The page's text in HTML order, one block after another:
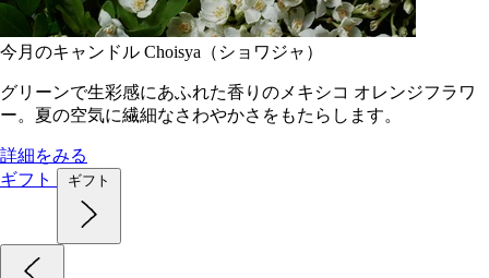
今月のキャンドル Choisya（ショワジャ）
グリーンで生彩感にあふれた香りのメキシコ オレンジフラワ
ー。夏の空気に繊細なさわやかさをもたらします。
詳細をみる
ギフト
ギフト